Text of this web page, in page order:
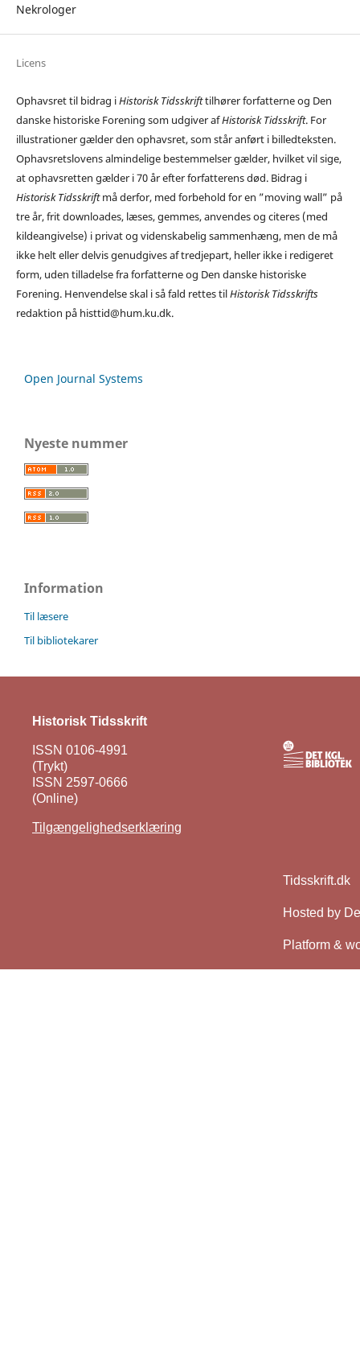
Nekrologer
Licens
Ophavsret til bidrag iHistorisk Tidsskrifttilhører forfatterne og Den
danske historiske Forening som udgiver afHistorisk Tidsskrift. For
illustrationer gælder den ophavsret, som står anført i billedteksten.
Ophavsretslovens almindelige bestemmelser gælder, hvilket vil sige,
at ophavsretten gælder i 70 år efter forfatterens død. Bidrag i
Historisk Tidsskriftmå derfor, med forbehold for en ”moving wall” på
tre år, frit downloades, læses, gemmes, anvendes og citeres (med
kildeangivelse) i privat og videnskabelig sammenhæng, men de må
ikke helt eller delvis genudgives af tredjepart, heller ikke i redigeret
form, uden tilladelse fra forfatterne og Den danske historiske
Forening. Henvendelse skal i så fald rettes tilHistorisk Tidsskrifts
redaktion på histtid@hum.ku.dk.
Open Journal Systems
Nyeste nummer
Information
Til læsere
Til bibliotekarer
Historisk Tidsskrift
ISSN 0106-4991
(Trykt)
ISSN 2597-0666
(Online)
Tilgængelighedserklæring